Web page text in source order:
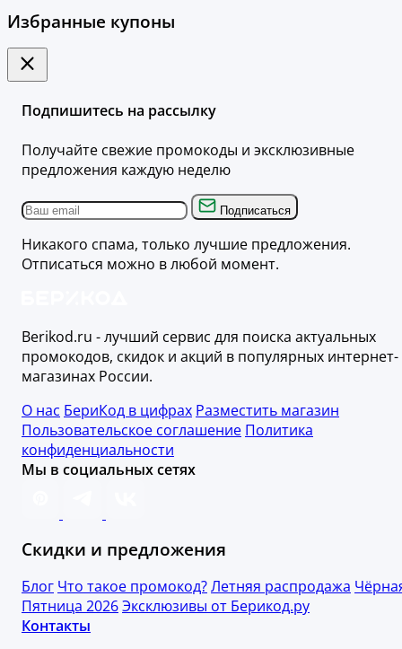
Избранные купоны
Подпишитесь на рассылку
Получайте свежие промокоды и эксклюзивные
предложения каждую неделю
Подписаться
Никакого спама, только лучшие предложения.
Отписаться можно в любой момент.
Berikod.ru - лучший сервис для поиска актуальных
промокодов, скидок и акций в популярных интернет-
магазинах России.
О нас БериКод в цифрах Разместить магазин
Пользовательское соглашение Политика
конфиденциальности
Мы в социальных сетях
Скидки и предложения
Блог Что такое промокод?Летняя распродажа
Пятница 2026Эксклюзивы от Берикод.ру
Контакты